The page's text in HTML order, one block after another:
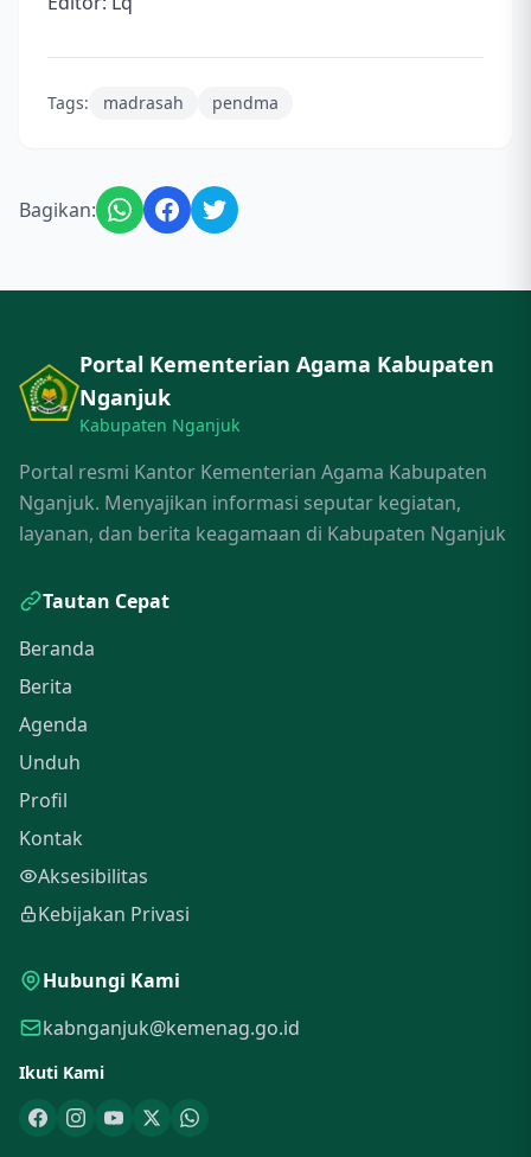
Tags: madrasah pendma
Bagikan:
Portal Kementerian Agama Kabupaten
Nganjuk
Kabupaten Nganjuk
Portal resmi Kantor Kementerian Agama Kabupaten
Nganjuk. Menyajikan informasi seputar kegiatan,
layanan, dan berita keagamaan di Kabupaten Nganjuk
Tautan Cepat
Beranda
Berita
Agenda
Unduh
Profil
Kontak
Aksesibilitas
Kebijakan Privasi
Hubungi Kami
kabnganjuk@kemenag.go.id
Ikuti Kami